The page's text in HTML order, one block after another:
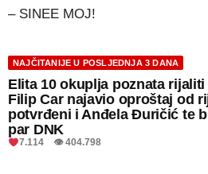
– SINEE MOJ!
NAJČITANIJE U POSLJEDNJA 3 DANA
Elita 10 okuplja poznata rijaliti
Filip Car najavio oproštaj od
potvrđeni i Anđela Đuričić te
par DNK
7.114 👁 404.798